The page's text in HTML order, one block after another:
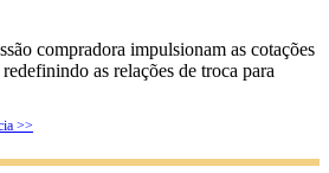
compradora impulsionam as cotações
as relações de troca para
>>